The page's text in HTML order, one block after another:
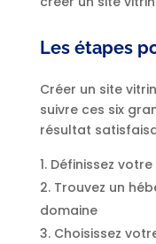
Les étapes
Créer un site
suivre ces six
résultat
Définissez
Trouvez un
domaine
Choisissez